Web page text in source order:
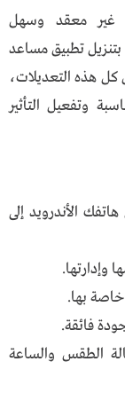
غير معقد وسهل
تطبيق مساعد
هذه التعديلات،
وتفعيل التأثير
الأندرويد إلى
وإدارتها.
بها.
فائقة.
الطقس والساعة